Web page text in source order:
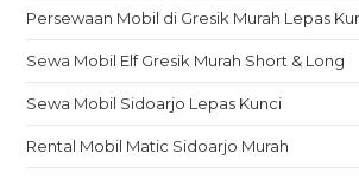
Persewaan Mobil di Gresik Murah Lepas
Sewa Mobil Elf Gresik Murah Short & Long
Sewa Mobil Sidoarjo Lepas Kunci
Rental Mobil Matic Sidoarjo Murah